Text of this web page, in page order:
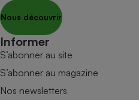
Nous découvrir
Informer
S’abonner au site
S’abonner au magazine
Nos newsletters